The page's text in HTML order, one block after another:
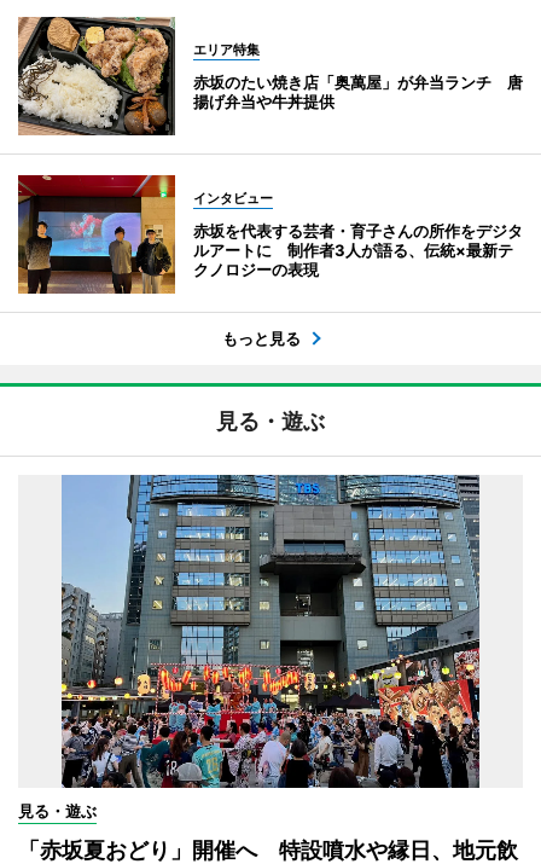
エリア特集
赤坂のたい焼き店「奥萬屋」が弁当ランチ 唐
揚げ弁当や牛丼提供
インタビュー
赤坂を代表する芸者・育子さんの所作をデジタ
ルアートに 制作者3人が語る、伝統×最新テ
クノロジーの表現
もっと見る
見る・遊ぶ
見る・遊ぶ
「赤坂夏おどり」開催へ 特設噴水や縁日、地元飲